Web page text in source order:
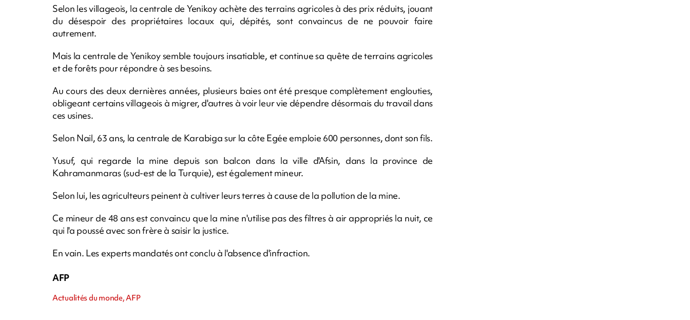
Selon les villageois, la centrale de Yenikoy achète des terrains agricoles à des prix réduits, jouant
du désespoir des propriétaires locaux qui, dépités, sont convaincus de ne pouvoir faire
autrement.
Mais la centrale de Yenikoy semble toujours insatiable, et continue sa quête de terrains agricoles
et de forêts pour répondre à ses besoins.
Au cours des deux dernières années, plusieurs baies ont été presque complètement englouties,
obligeant certains villageois à migrer, d'autres à voir leur vie dépendre désormais du travail dans
ces usines.
Selon Nail, 63 ans, la centrale de Karabiga sur la côte Egée emploie 600 personnes, dont son fils.
Yusuf, qui regarde la mine depuis son balcon dans la ville d'Afsin, dans la province de
Kahramanmaras (sud-est de la Turquie), est également mineur.
Selon lui, les agriculteurs peinent à cultiver leurs terres à cause de la pollution de la mine.
Ce mineur de 48 ans est convaincu que la mine n'utilise pas des filtres à air appropriés la nuit, ce
qui l'a poussé avec son frère à saisir la justice.
En vain. Les experts mandatés ont conclu à l'absence d'infraction.
AFP
Actualités du monde, AFP